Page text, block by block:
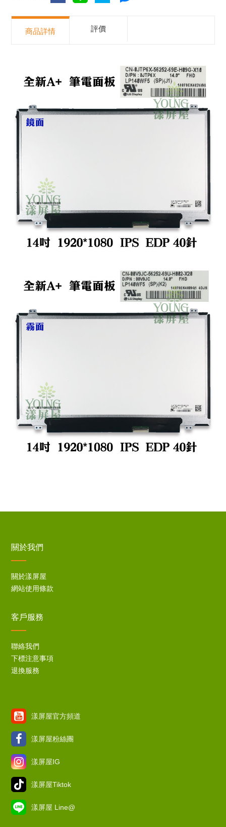
商品詳情 評價
關於我們
關於漾屏屋
網站使用條款
客戶服務
聯絡我們
下標注意事項
退換服務
漾屏屋官方頻道
漾屏屋粉絲團
漾屏屋IG
漾屏屋Tiktok
漾屏屋 Line@